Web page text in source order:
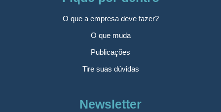
O que a empresa deve fazer?
O que muda
Publicações
Tire suas dúvidas
Newsletter